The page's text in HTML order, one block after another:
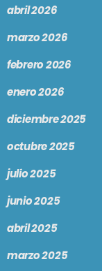
abril 2026
marzo 2026
febrero 2026
enero 2026
diciembre 2025
octubre 2025
julio 2025
junio 2025
abril 2025
marzo 2025